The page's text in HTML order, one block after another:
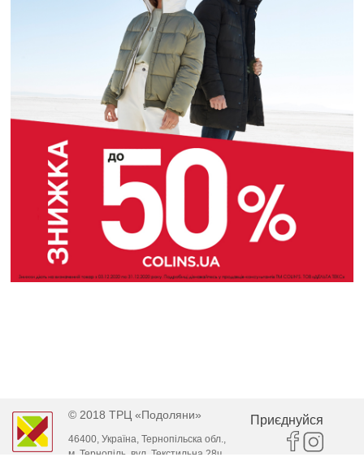
© 2018 ТРЦ «Подоляни»
46400, Україна, Тернопільска обл.,
м. Тернопіль, вул. Текстильна 28ч
Приєднуйся